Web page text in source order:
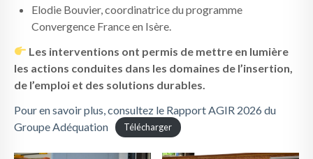
Elodie Bouvier, coordinatrice du programme
Convergence France en Isère.
Les interventions ont permis de mettre en lumière
les actions conduites dans les domaines de l’insertion,
de l’emploi et des solutions durables.
Pour en savoir plus, consultez le Rapport AGIR 2026 du
Groupe Adéquation
Télécharger